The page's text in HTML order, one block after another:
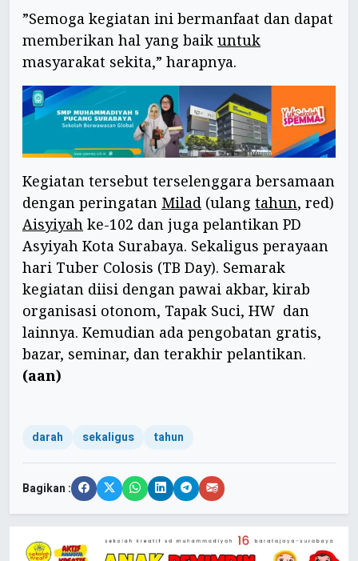
”Semoga kegiatan ini bermanfaat dan dapat
memberikan hal yang baik untuk
masyarakat sekita,” harapnya.
Kegiatan tersebut terselenggara bersamaan
dengan peringatan Milad (ulang tahun, red)
Aisyiyah ke-102 dan juga pelantikan PD
Asyiyah Kota Surabaya. Sekaligus perayaan
hari Tuber Colosis (TB Day). Semarak
kegiatan diisi dengan pawai akbar, kirab
organisasi otonom, Tapak Suci, HW dan
lainnya. Kemudian ada pengobatan gratis,
bazar, seminar, dan terakhir pelantikan.
(aan)
darah sekaligus tahun
Bagikan :